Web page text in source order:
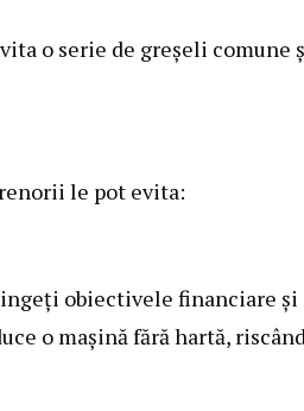
o serie de greșeli comune
le pot evita:
obiectivele financiare și
o mașină fără hartă,